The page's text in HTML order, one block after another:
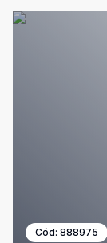
Cód: 888975